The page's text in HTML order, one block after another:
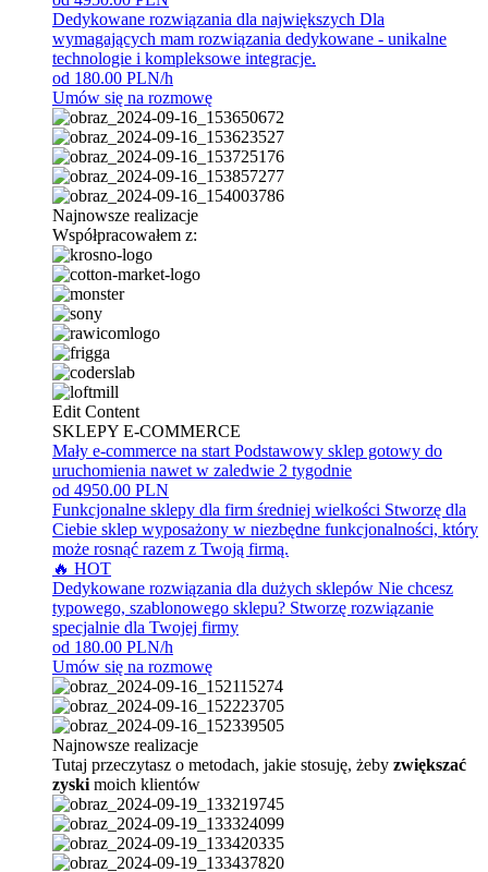
Dedykowane rozwiązania dla największych Dla
wymagających mam rozwiązania dedykowane - unikalne
technologie i kompleksowe integracje.
od 180.00 PLN/h
Umów się na rozmowę
Najnowsze realizacje
Współpracowałem z:
Edit Content
SKLEPY E-COMMERCE
Mały e-commerce na start Podstawowy sklep gotowy do
uruchomienia nawet w zaledwie 2 tygodnie
od 4950.00 PLN
Funkcjonalne sklepy dla firm średniej wielkości Stworzę dla
Ciebie sklep wyposażony w niezbędne funkcjonalności, który
może rosnąć razem z Twoją firmą.
🔥 HOT
Dedykowane rozwiązania dla dużych sklepów Nie chcesz
typowego, szablonowego sklepu? Stworzę rozwiązanie
specjalnie dla Twojej firmy
od 180.00 PLN/h
Umów się na rozmowę
Najnowsze realizacje
Tutaj przeczytasz o metodach, jakie stosuję, żeby zwiększać
zyski moich klientów